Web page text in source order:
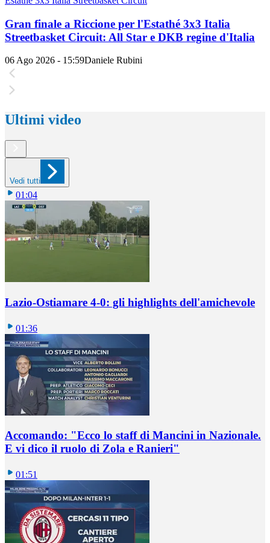
Gran finale a Riccione per l'Estathé 3x3 Italia
Streetbasket Circuit: All Star e DKB regine d'Italia
06 Ago 2026 - 15:59Daniele Rubini
Ultimi video
Vedi tutti
01:04
Lazio-Ostiamare 4-0: gli highlights dell'amichevole
01:36
Accomando: "Ecco lo staff di Mancini in Nazionale.
E vi dico il ruolo di Zola e Ranieri"
01:51